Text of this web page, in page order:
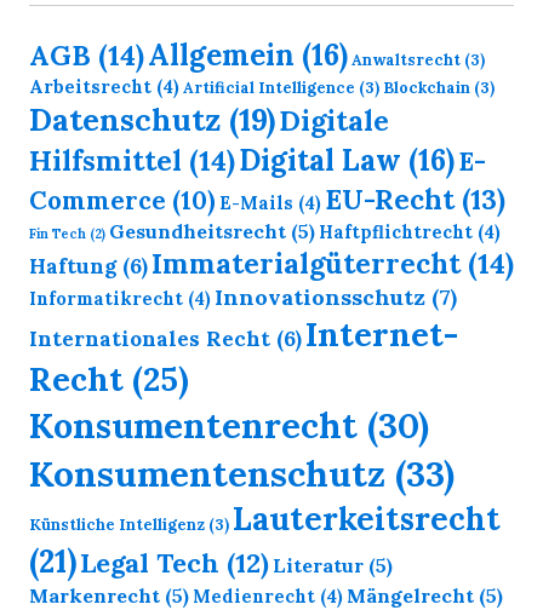
AGB (14)Allgemein (16)Anwaltsrecht (3)
Arbeitsrecht (4)Artificial Intelligence (3) Blockchain (3)
Datenschutz (19)Digitale
Hilfsmittel (14)Digital Law (16)E-
Commerce (10) E-Mails (4) EU-Recht(13)
Fin Tech (2) Gesundheitsrecht (5) Haftpflichtrecht (4)
Haftung(6)Immaterialgüterrecht(14)
Informatikrecht (4) Innovationsschutz (7)
Internationales Recht (6)Internet-
Recht (25)
Konsumentenrecht (30)
Konsumentenschutz (33)
Künstliche Intelligenz (3) Lauterkeitsrecht
(21)Legal Tech (12) Literatur (5)
Markenrecht (5) Medienrecht (4) Mängelrecht (5)